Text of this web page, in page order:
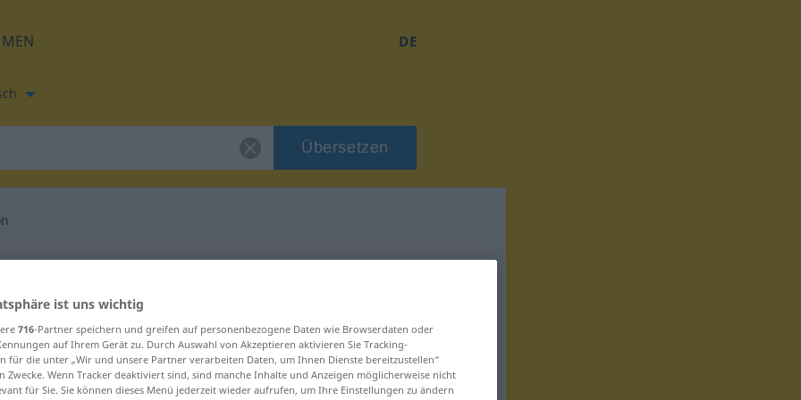
DE
Übersetzen
für "Revision"
ist uns wichtig
716-Partner speichern und greifen auf personenbezogene Daten wie Browserdaten oder
auf Ihrem Gerät zu. Durch Auswahl von Akzeptieren aktivieren Sie Tracking-
für die unter „Wir und unsere Partner verarbeiten Daten, um Ihnen Dienste bereitzustellen“
Zwecke. Wenn Tracker deaktiviert sind, sind manche Inhalte und Anzeigen möglicherweise nicht
für Sie. Sie können dieses Menü jederzeit wieder aufrufen, um Ihre Einstellungen zu ändern